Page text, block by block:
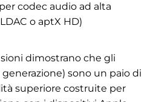
codec audio ad alta
o aptX HD)
dimostrano che gli
generazione) sono un paio di
superiore costruite per